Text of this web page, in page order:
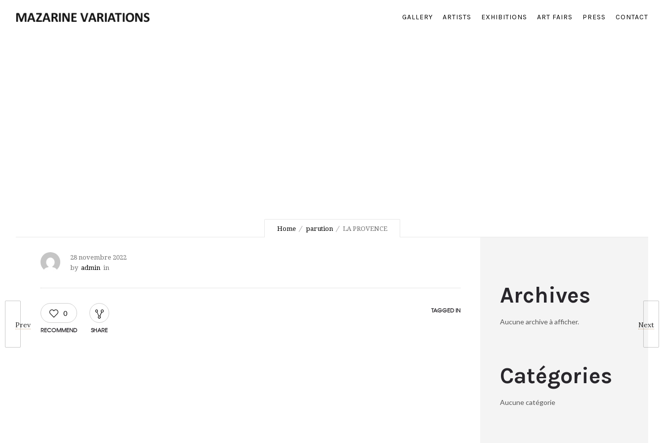
GALLERY ARTISTS EXHIBITIONS ART FAIRS PRESS CONTACT
Home parution LA PROVENCE
Prev Next
28 novembre 2022
by admin in
0
RECOMMEND SHARE
TAGGED IN
Archives
Aucune archive à afficher.
Catégories
Aucune catégorie